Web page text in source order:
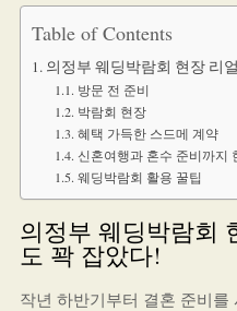
Table of Contents
의정부 웨딩박람회 현장 리
방문 전 준비
박람회 현장
혜택 가득한 스드메 계약
신혼여행과 혼수 준비까지
웨딩박람회 활용 꿀팁
의정부 웨딩박람회
도 꽉 잡았다!
작년 하반기부터 결혼 준비